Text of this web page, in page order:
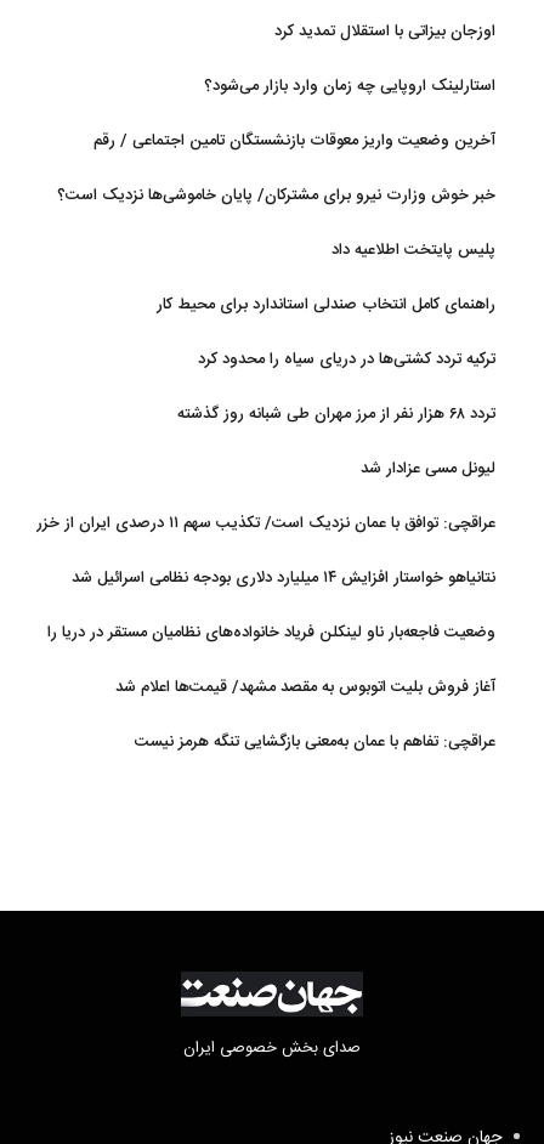
اوزجان بیزاتی با استقلال تمدید کرد
استارلینک اروپایی چه زمان وارد بازار می‌شود؟
آخرین وضعیت واریز معوقات بازنشستگان تامین اجتماعی / رقم
خبر خوش وزارت نیرو برای مشترکان/ پایان خاموشی‌ها نزدیک است؟
پلیس پایتخت اطلاعیه داد
راهنمای کامل انتخاب صندلی استاندارد برای محیط کار
ترکیه تردد کشتی‌ها در دریای سیاه را محدود کرد
تردد ۶۸ هزار نفر از مرز مهران طی شبانه روز گذشته
لیونل مسی عزادار شد
عراقچی: توافق با عمان نزدیک است/ تکذیب سهم ۱۱ درصدی ایران از خزر
نتانیاهو خواستار افزایش ۱۴ میلیارد دلاری بودجه نظامی اسرائیل شد
وضعیت فاجعه‌بار ناو لینکلن فریاد خانواده‌های نظامیان مستقر در دریا را
آغاز فروش بلیت اتوبوس به مقصد مشهد/ قیمت‌ها اعلام شد
عراقچی: تفاهم با عمان به‌معنی بازگشایی تنگه هرمز نیست
صدای بخش خصوصی ایران
جهان صنعت نیوز